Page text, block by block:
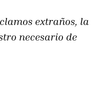
extraños, la
necesario de